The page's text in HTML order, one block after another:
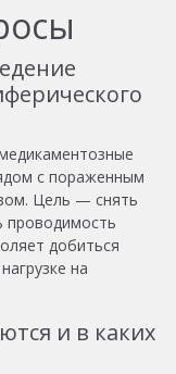
с пораженным
Цель — снять
проводимость
добиться
на
и в каких